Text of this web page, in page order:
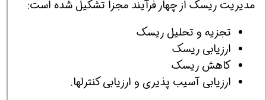
مدیریت ریسک از چهار فرآیند مجزا تشکیل شده است:
تجزیه و تحلیل ریسک
ارزیابی ریسک
کاهش ریسک
ارزیابی آسیب پذیری و ارزیابی کنترلها.